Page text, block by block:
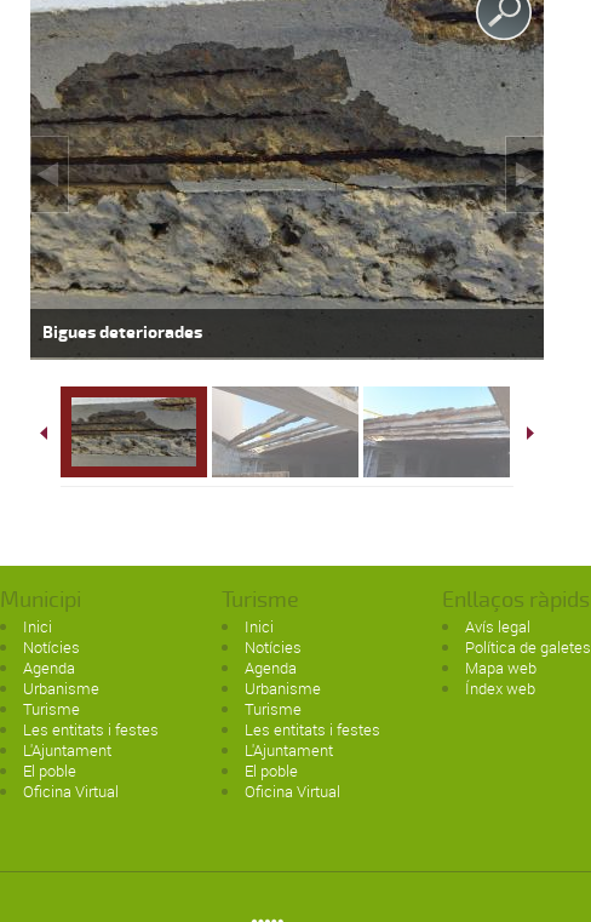
Bigues deteriorades
Municipi
Inici
Notícies
Agenda
Urbanisme
Turisme
Les entitats i festes
L'Ajuntament
El poble
Oficina Virtual
Turisme
Inici
Notícies
Agenda
Urbanisme
Turisme
Les entitats i festes
L'Ajuntament
El poble
Oficina Virtual
Enllaços ràpids
Avís legal
Política de galetes
Mapa web
Índex web